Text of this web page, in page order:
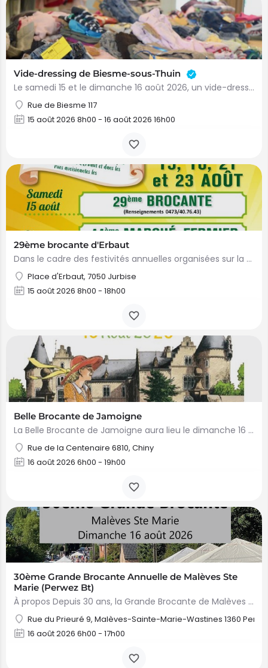
Vide-dressing de Biesme-sous-Thuin
Le samedi 15 et le dimanche 16 août 2026, un vide-dressing se tiendra à Biesme-sous-Thuin. Informations…
Rue de Biesme 117
15 août 2026 8h00 - 16 août 2026 16h00
29ème brocante d'Erbaut
Dans le cadre des festivités annuelles organisées sur la Place d'Erbaut, une brocante est organisée le samedi…
Place d'Erbaut, 7050 Jurbise
15 août 2026 8h00 - 18h00
Belle Brocante de Jamoigne
La Belle Brocante de Jamoigne aura lieu le dimanche 16 août 2026 de 6h00 à 18h00, proposant une centaine…
Rue de la Centenaire 6810, Chiny
16 août 2026 6h00 - 19h00
30ème Grande Brocante Annuelle de Malèves Ste
Marie (Perwez Bt)
À propos Depuis 30 ans, la Grande Brocante de Malèves Sainte-Marie est organisée pendant les festivités du…
Rue du Prieuré 9, Malèves-Sainte-Marie-Wastines 1360
16 août 2026 6h00 - 17h00